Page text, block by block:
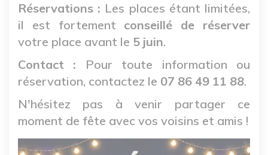
Réservations : Les places étant limitées,
il est fortement conseillé de réserver
votre place avant le 5 juin.
Contact : Pour toute information ou
réservation, contactez le 07 86 49 11 88.
N'hésitez pas à venir partager ce
moment de fête avec vos voisins et amis !
Image